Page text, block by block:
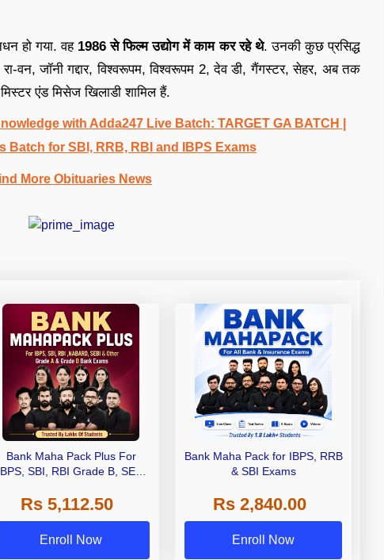
हो गया. वह 1986 से फिल्म उद्योग में काम कर रहे थे. उनकी कुछ प्रसिद्ध
वन, जॉनी गद्दार, विश्वरूपम, विश्वरूपम 2, देव डी, गैंगस्टर, सेहर, अब तक
एंड मिसेज खिलाडी शामिल हैं.
with Adda247 Live Batch: TARGET GA BATCH
Batch for SBI, RRB, RBI and IBPS Exams
More Obituaries News
Bank Maha Pack Plus For
SBI, RBI Grade B, SEBI
Other Grade A & Grade B Bank
Exams
Rs 5,112.50
Enroll Now
Bank Maha Pack for IBPS, RRB
& SBI Exams
Rs 2,840.00
Enroll Now